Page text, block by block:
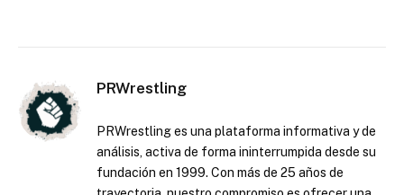
PRWrestling
PRWrestling es una plataforma informativa y de
análisis, activa de forma ininterrumpida desde su
fundación en 1999. Con más de 25 años de